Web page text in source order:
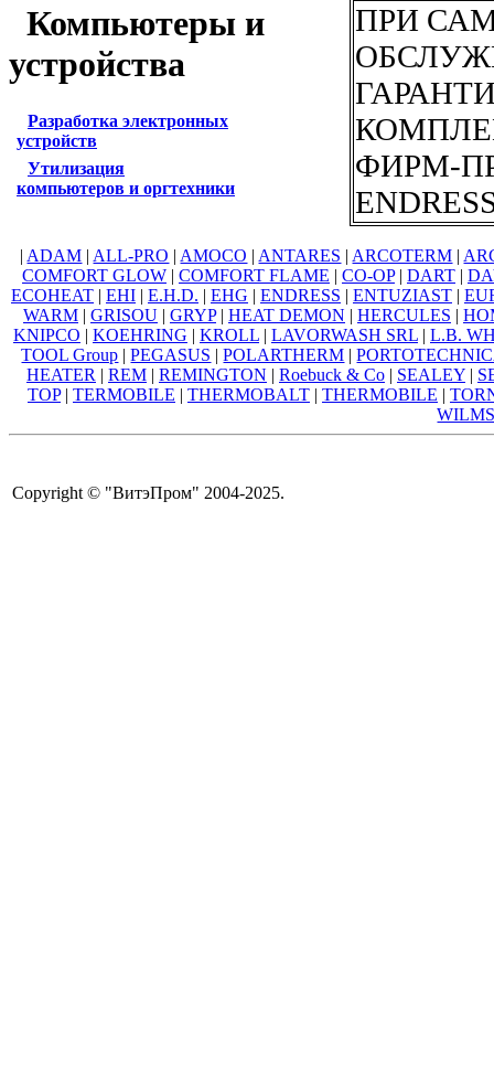
Компьютеры и
устройства
Разработка электронных
устройств
Утилизация
компьютеров и оргтехники
ПРИ
ФИРМ-
| ADAM | ALL-PRO | AMOCO | ANTARES | ARCOTERM |
COMFORT GLOW | COMFORT FLAME | CO-OP| DART |
ECOHEAT | EHI | E.H.D. | EHG | ENDRESS | ENTUZIAST |
WARM | GRISOU | GRYP| HEAT DEMON | HERCULES |
KNIPCO | KOEHRING | KROLL | LAVORWASH SRL | L.B.
TOOL Group |PEGASUS |POLARTHERM |
HEATER | REM | REMINGTON | Roebuck & Co | SEALEY |
TOP| TERMOBILE | THERMOBALT | THERMOBILE |
Copyright © "ВитэПром" 2004-2025.